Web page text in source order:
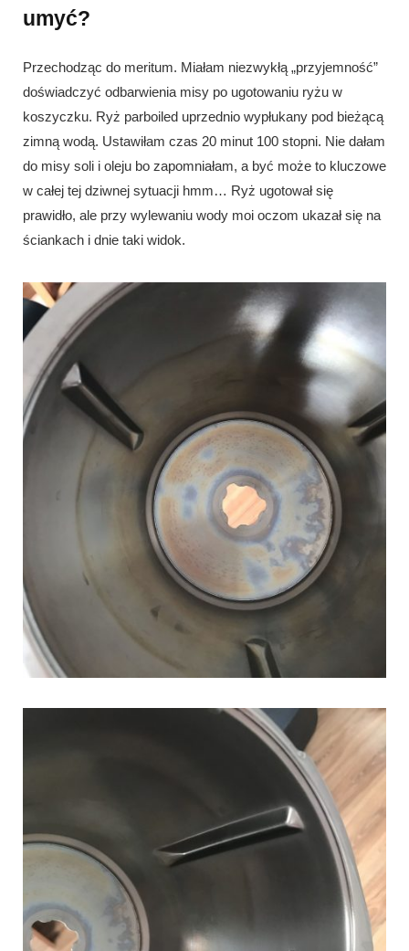
umyć?
Przechodząc do meritum. Miałam niezwykłą „przyjemność”
doświadczyć odbarwienia misy po ugotowaniu ryżu w
koszyczku. Ryż parboiled uprzednio wypłukany pod bieżącą
zimną wodą. Ustawiłam czas 20 minut 100 stopni. Nie dałam
do misy soli i oleju bo zapomniałam, a być może to kluczowe
w całej tej dziwnej sytuacji hmm… Ryż ugotował się
prawidło, ale przy wylewaniu wody moi oczom ukazał się na
ściankach i dnie taki widok.